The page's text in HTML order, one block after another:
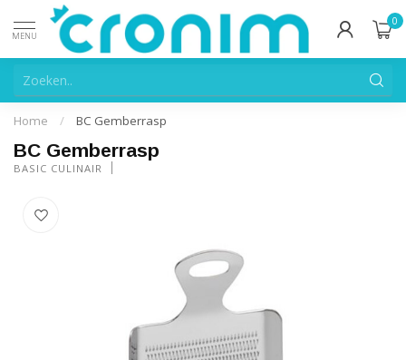
MENU
0
Home / BC Gemberrasp
BC Gemberrasp
BASIC CULINAIR